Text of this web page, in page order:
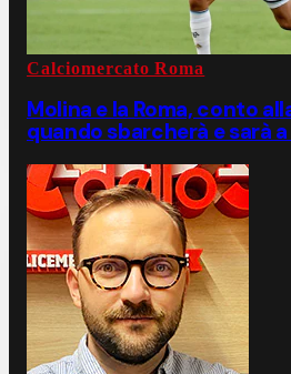
Calciomercato Roma
Molina e la Roma, conto
quando sbarcherà e sarà